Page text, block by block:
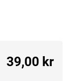
39,00 kr